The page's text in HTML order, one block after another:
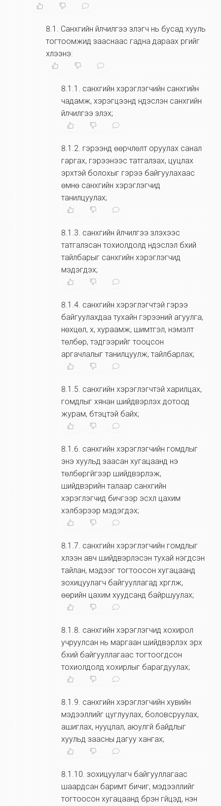
8.1 . Санхүүгийн үйлчилгээ үзүүлэгч нь бусад хууль
тогтоомжид зааснаас гадна дараах үүргийг
хүлээнэ:
8.1.1 . санхүүгийн хэрэглэгчийн санхүүгийн
чадамж, хэрэгцээнд үндэслэн санхүүгийн
үйлчилгээ үзүүлэх;
8.1.2. гэрээнд өөрчлөлт оруулах санал
гаргах, гэрээнээс татгалзах, цуцлах
эрхтэй болохыг гэрээ байгуулахаас
өмнө санхүүгийн хэрэглэгчид
танилцуулах;
8.1.3. санхүүгийн үйлчилгээ үзүүлэхээс
татгалзсан тохиолдолд үндэслэл бүхий
тайлбарыг санхүүгийн хэрэглэгчид
мэдэгдэх;
8.1.4. санхүүгийн хэрэглэгчтэй гэрээ
байгуулахдаа тухайн гэрээний агуулга,
нөхцөл, хүү, хураамж, шимтгэл, нэмэлт
төлбөр, тэдгээрийг тооцсон
аргачлалыг танилцуулж, тайлбарлах;
8.1.5. санхүүгийн хэрэглэгчтэй харилцах,
гомдлыг хянан шийдвэрлэх дотоод
журам, бүтэцтэй байх;
8.1.6. санхүүгийн хэрэглэгчийн гомдлыг
энэ хуульд заасан хугацаанд үнэ
төлбөргүйгээр шийдвэрлэж,
шийдвэрийн талаар санхүүгийн
хэрэглэгчид бичгээр эсхүл цахим
хэлбэрээр мэдэгдэх;
8.1.7. санхүүгийн хэрэглэгчийн гомдлыг
хүлээн авч шийдвэрлэсэн тухай нэгдсэн
тайлан, мэдээг тогтоосон хугацаанд
зохицуулагч байгууллагад хүргүүлж,
өөрийн цахим хуудсанд байршуулах;
8.1.8. санхүүгийн хэрэглэгчид хохирол
учруулсан нь маргаан шийдвэрлэх эрх
бүхий байгууллагаас тогтоогдсон
тохиолдолд хохирлыг барагдуулах;
8.1.9. санхүүгийн хэрэглэгчийн хувийн
мэдээллийг цуглуулах, боловсруулах,
ашиглах, нууцлал, аюулгүй байдлыг
хуульд заасны дагуу хангах;
8.1.10. зохицуулагч байгууллагаас
шаардсан баримт бичиг, мэдээллийг
тогтоосон хугацаанд бүрэн гүйцэд, үнэн